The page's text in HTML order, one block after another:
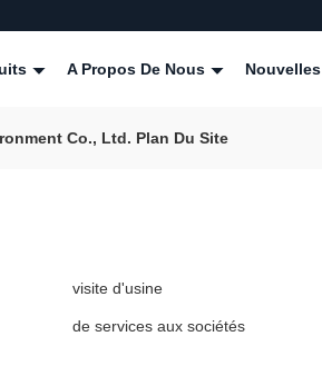
A Propos De Nous Nouvelles
Co., Ltd. Plan Du Site
visite d'usine
de services aux sociétés